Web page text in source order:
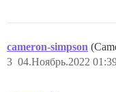
cameron-simpson
04.Ноябрь.2022
3